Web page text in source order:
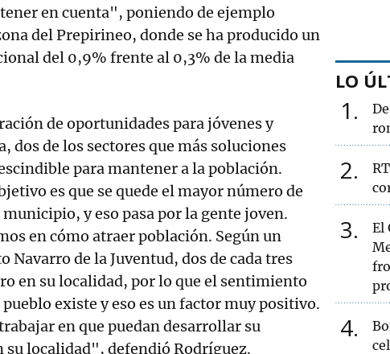
en cuenta", poniendo de ejemplo
del Prepirineo, donde se ha producido un
del 0,9% frente al 0,3% de la media
de oportunidades para jóvenes y
dos de los sectores que más soluciones
para mantener a la población.
es que se quede el mayor número de
y eso pasa por la gente joven.
en cómo atraer población. Según un
Navarro de la Juventud, dos de cada tres
en su localidad, por lo que el sentimiento
existe y eso es un factor muy positivo.
en que puedan desarrollar su
su localidad", defendió Rodríguez.
LO
1
2
3
El
4